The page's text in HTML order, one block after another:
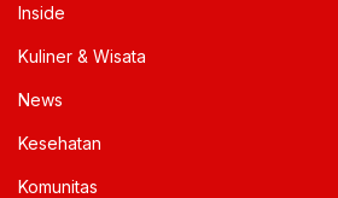
Inside
Kuliner & Wisata
News
Kesehatan
Komunitas